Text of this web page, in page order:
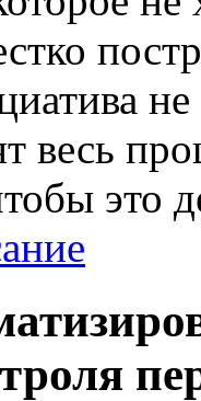
весь
это